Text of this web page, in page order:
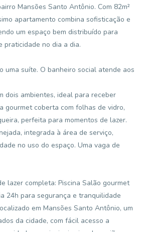
Mansões Santo Antônio. Com 82m²
apartamento combina sofisticação e
um espaço bem distribuído para
praticidade no dia a dia.
uma suíte. O banheiro social atende aos
dois ambientes, ideal para receber
gourmet coberta com folhas de vidro,
perfeita para momentos de lazer.
integrada à área de serviço,
no uso do espaço. Uma vaga de
lazer completa: Piscina Salão gourmet
24h para segurança e tranquilidade
em Mansões Santo Antônio, um
da cidade, com fácil acesso a